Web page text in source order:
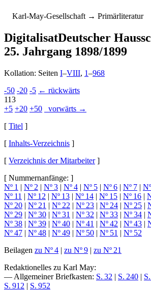
Karl-May-Gesellschaft → Primärliteratur
DigitalisatDeutscher
25. Jahrgang 1898/1899
Kollation: Seiten I–VIII, 1–968
-50 -20 -5 ← rückwärts
113
+5 +20 +50
vorwärts →
[ Titel ]
[ Inhalts-Verzeichnis ]
[ Verzeichnis der Mitarbeiter]
[ Nummernanfänge: ]
Nº 1 | Nº 2 | Nº 3 | Nº 4 | Nº 5 | Nº 6 | Nº 7 |
Nº 11 | Nº 12 | Nº 13 | Nº 14 | Nº 15 | Nº 16 |
Nº 20 | Nº 21 | Nº 22 | Nº 23 | Nº 24 | Nº 25 |
Nº 29 | Nº 30 | Nº 31 | Nº 32 | Nº 33 | Nº 34 |
Nº 38 | Nº 39 | Nº 40 | Nº 41 | Nº 42 | Nº 43 |
Nº 47 | Nº 48 | Nº 49 | Nº 50 | Nº 51 | Nº 52
Beilagen zu Nº 4 | zu Nº 9 | zu Nº 21
Redaktionelles zu Karl May:
— Allgemeiner Briefkasten: S. 32 | S. 240 |
S. 912 | S. 952